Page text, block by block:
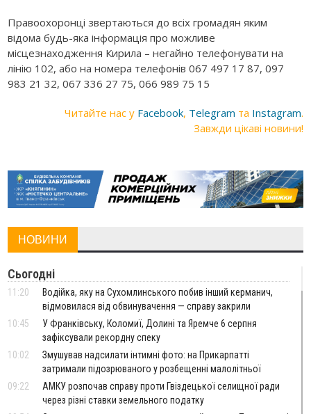
Правоохоронці звертаються до всіх громадян яким
відома будь-яка інформація про можливе
місцезнаходження Кирила – негайно телефонувати на
лінію 102, або на номера телефонів 067 497 17 87, 097
983 21 32, 067 336 27 75, 066 989 75 15
Читайте нас у Facebook, Telegram та Instagram.
Завжди цікаві новини!
НОВИНИ
Сьогодні
11:20
Водійка, яку на Сухомлинського побив інший керманич,
відмовилася від обвинувачення — справу закрили
10:45
У Франківську, Коломиї, Долині та Яремче 6 серпня
зафіксували рекордну спеку
10:02
Змушував надсилати інтимні фото: на Прикарпатті
затримали підозрюваного у розбещенні малолітньої
09:22
АМКУ розпочав справу проти Гвіздецької селищної ради
через різні ставки земельного податку